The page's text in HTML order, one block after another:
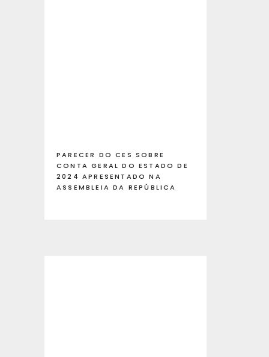
PARECER DO CES SOBRE
CONTA GERAL DO ESTADO DE
2024 APRESENTADO NA
ASSEMBLEIA DA REPÚBLICA